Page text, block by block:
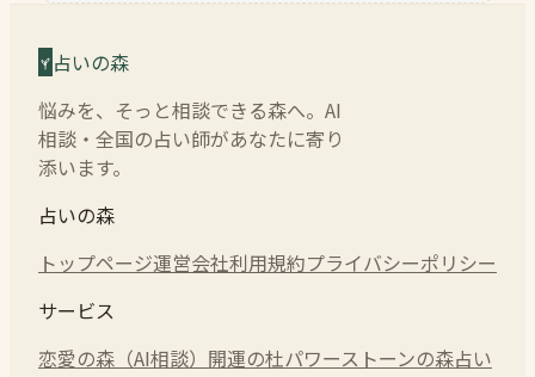
占いの森
悩みを、そっと相談できる森へ。AI
相談・全国の占い師があなたに寄り
添います。
占いの森
トップページ運営会社利用規約プライバシーポリシー
サービス
恋愛の森（AI相談） 開運の杜パワーストーンの森占い